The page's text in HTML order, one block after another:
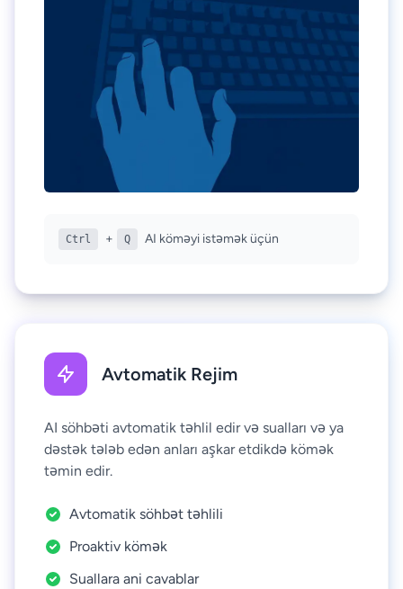
Ctrl + Q AI köməyi istəmək üçün
Avtomatik Rejim
AI söhbəti avtomatik təhlil edir və sualları və ya
dəstək tələb edən anları aşkar etdikdə kömək
təmin edir.
Avtomatik söhbət təhlili
Proaktiv kömək
Suallara ani cavablar